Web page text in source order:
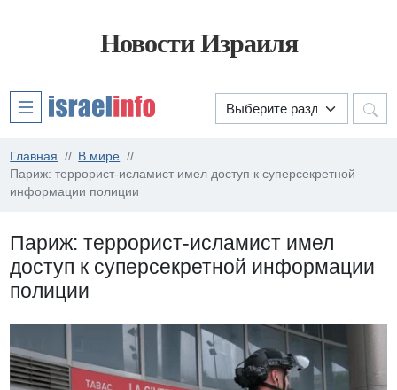
Новости Израиля
Главная
В мире
Париж: террорист-исламист имел доступ к суперсекретной
информации полиции
Париж: террорист-исламист имел
доступ к суперсекретной информации
полиции